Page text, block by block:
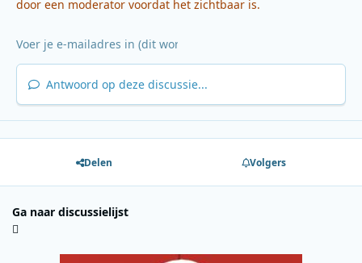
door een moderator voordat het zichtbaar is.
Antwoord op deze discussie...
Delen Volgers
Ga naar discussielijst